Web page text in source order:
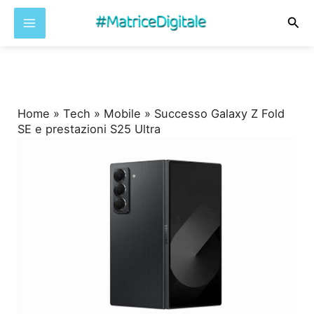
Home »Tech » Mobile » Successo Galaxy Z Fold
SE e prestazioni S25 Ultra